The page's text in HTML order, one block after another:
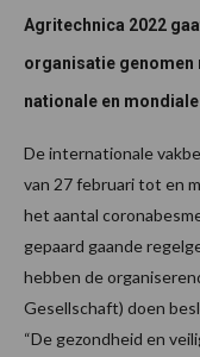
Agritechnica 2022
organisatie genomen
nationale en
De internationale
van 27 februari tot en
het aantal
gepaard gaande
hebben de
Gesellschaft) doen
“De gezondheid en